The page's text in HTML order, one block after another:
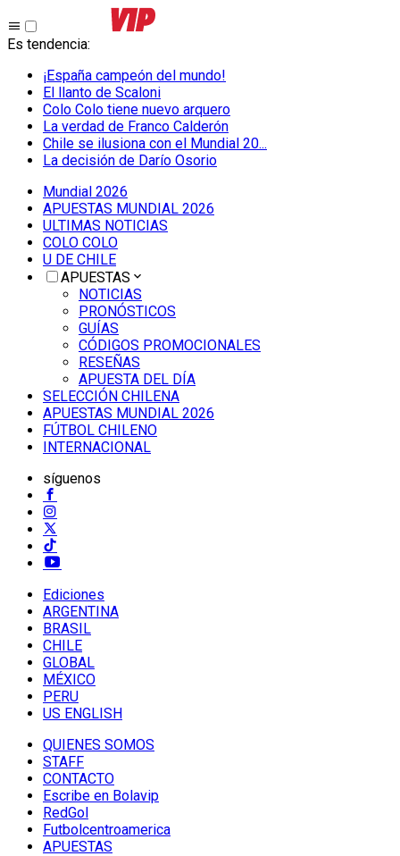
Es tendencia:
¡España campeón del mundo!
El llanto de Scaloni
Colo Colo tiene nuevo arquero
La verdad de Franco Calderón
Chile se ilusiona con el Mundial 20...
La decisión de Darío Osorio
Mundial 2026
APUESTAS MUNDIAL 2026
ULTIMAS NOTICIAS
COLO COLO
U DE CHILE
APUESTAS
NOTICIAS
PRONÓSTICOS
GUÍAS
CÓDIGOS PROMOCIONALES
RESEÑAS
APUESTA DEL DÍA
SELECCIÓN CHILENA
APUESTAS MUNDIAL 2026
FÚTBOL CHILENO
INTERNACIONAL
síguenos
Ediciones
ARGENTINA
BRASIL
CHILE
GLOBAL
MÉXICO
PERU
US ENGLISH
QUIENES SOMOS
STAFF
CONTACTO
Escribe en Bolavip
RedGol
Futbolcentroamerica
APUESTAS